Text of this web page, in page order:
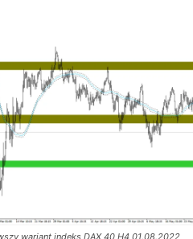
wariant indeks DAX 40 H4 01.08.2022